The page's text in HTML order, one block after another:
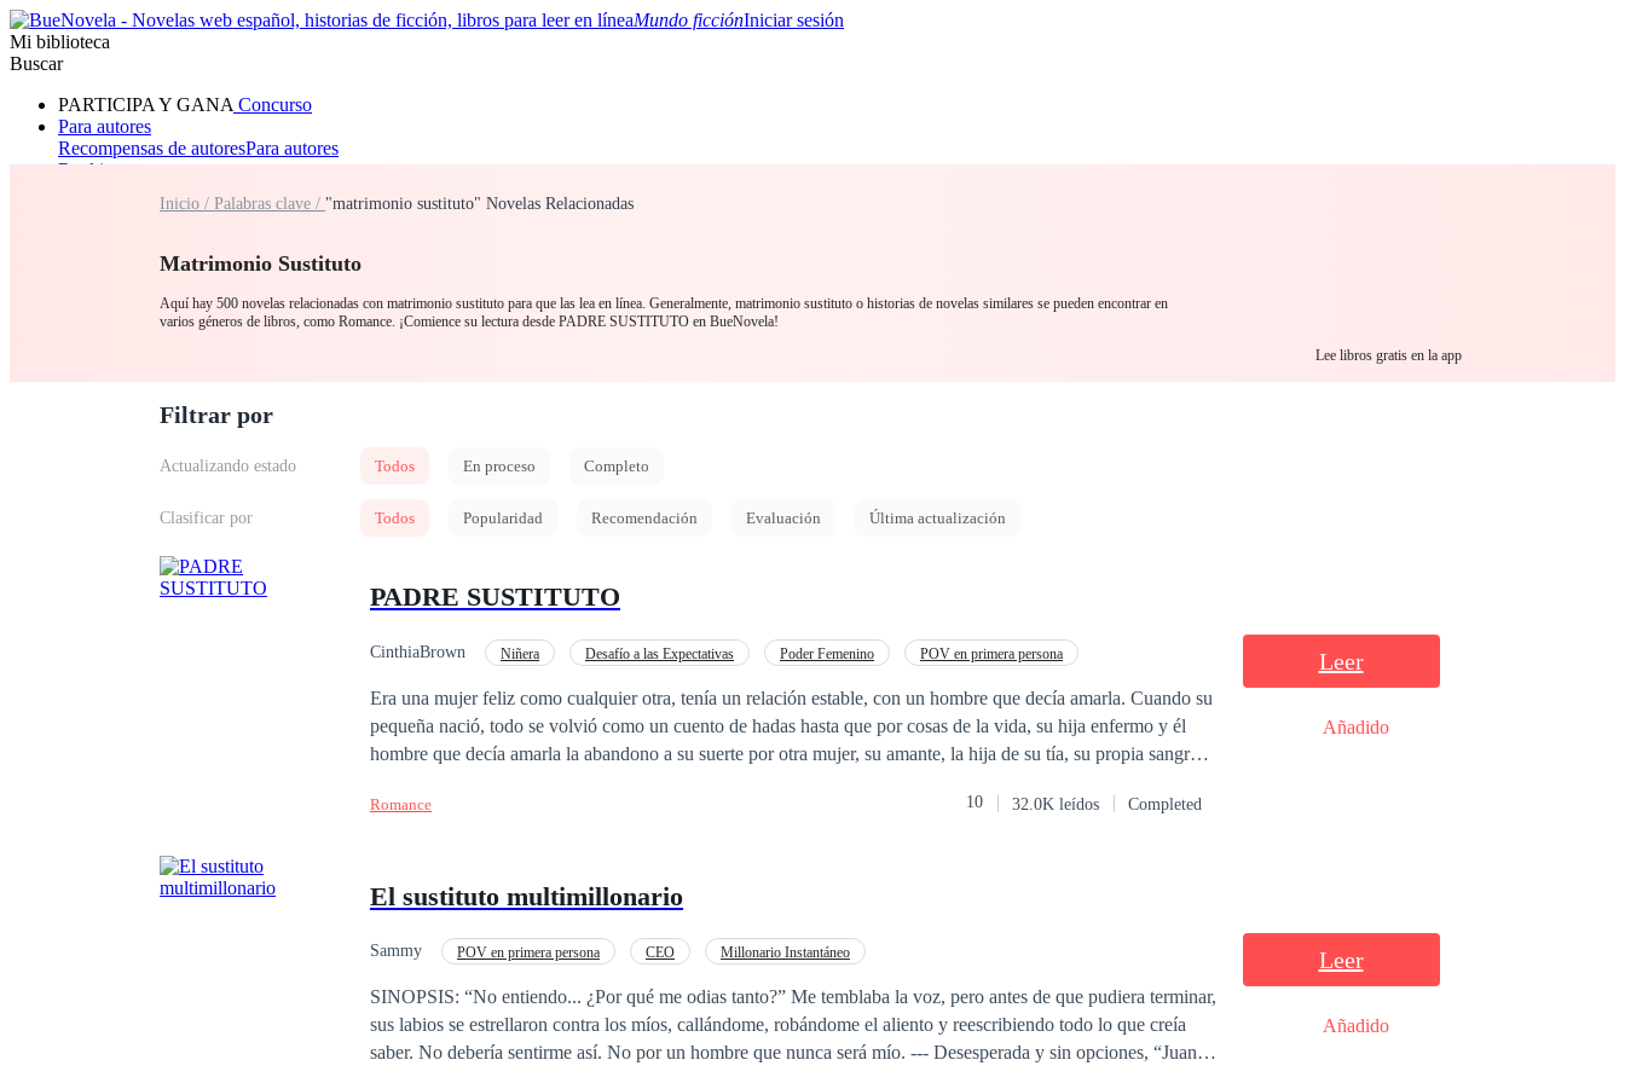
Mundo ficciónIniciar sesión
Mi biblioteca
Buscar
PARTICIPA Y GANA Concurso
Para autores
Recompensas de autoresPara autores
Ranking
RomanceHombre loboMafiaSistema
Inicio / Palabras clave / "matrimonio sustituto" Novelas Relacionadas
Matrimonio Sustituto
Aquí hay 500 novelas relacionadas con matrimonio sustituto para que las lea en línea. Generalmente, matrimonio sustituto o historias de novelas similares se pueden encontrar en
varios géneros de libros, como Romance. ¡Comience su lectura desde PADRE SUSTITUTO en BueNovela!
Lee libros gratis en la app
Filtrar por
Actualizando estado Todos En proceso Completo
Clasificar por Todos Popularidad Recomendación Evaluación Última actualización
PADRE SUSTITUTO
CinthiaBrown Niñera Desafío a las Expectativas Poder Femenino
POV en primera persona
Era una mujer feliz como cualquier otra, tenía un relación estable, con un hombre que decía amarla. Cuando su
pequeña nació, todo se volvió como un cuento de hadas hasta que por cosas de la vida, su hija enfermo y él
hombre que decía amarla la abandono a su suerte por otra mujer, su amante, la hija de su tía, su propia sangre.
único que hacía era trabajar y cuidar de su hija hasta que conoce a un hombre que hará que todas las barreras
sentir lo que nunca nadie a podido, ¿¿no es verdad?? __Eres un imbécil __respondió en tono frío. Se giro sobre
hicieron que en su interior se encendiera una fogata, no debía sentir nada por nadie se dijo a sí misma, no podía
Romance 10 32.0K leídos Completed
Leer
Añadido
El sustituto multimillonario
Sammy POV en primera persona CEO Millonario Instantáneo
SINOPSIS: “No entiendo... ¿Por qué me odias tanto?” Me temblaba la voz, pero antes de que pudiera terminar,
sus labios se estrellaron contra los míos, callándome, robándome el aliento y reescribiendo todo lo que creía
saber. No debería sentirme así. No por un hombre que nunca será mío. --- Desesperada y sin opciones, “Juan
Leer
Añadido